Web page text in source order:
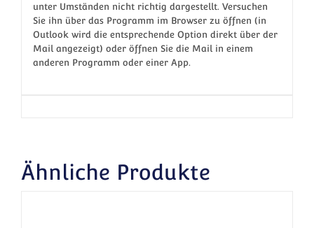
unter Umständen nicht richtig dargestellt. Versuchen
Sie ihn über das Programm im Browser zu öffnen (in
Outlook wird die entsprechende Option direkt über der
Mail angezeigt) oder öffnen Sie die Mail in einem
anderen Programm oder einer App.
Ähnliche Produkte